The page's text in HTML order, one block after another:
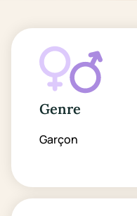
Genre
Garçon